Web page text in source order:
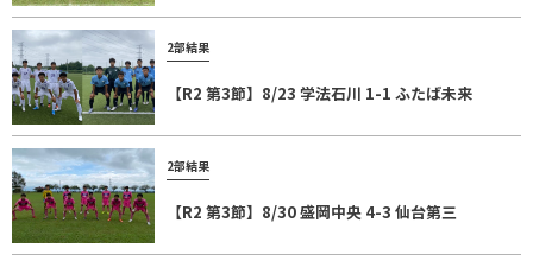
2部結果
【R2 第3節】8/23 学法石川 1-1 ふたば未来
2部結果
【R2 第3節】8/30 盛岡中央 4-3 仙台第三